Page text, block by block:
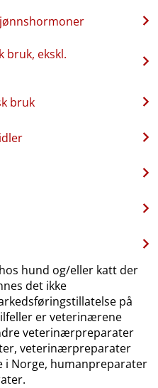
bruk, ekskl.
bruk
hund og​/​eller katt der
det ikke
på
er veterinærene
veterinærpreparater
veterinærpreparater
i Norge, humanpreparater